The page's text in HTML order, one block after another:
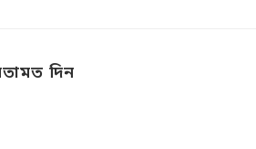
দিন